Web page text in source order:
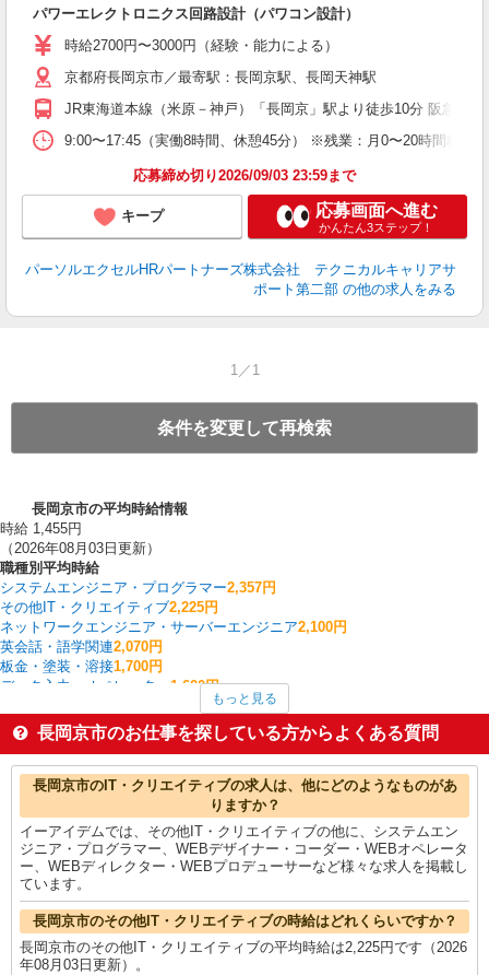
パワーエレクトロニクス回路設計（パワコン設計）
時給2700円〜3000円（経験・能力による）
京都府長岡京市／最寄駅：長岡京駅、長岡天神駅
JR東海道本線（米原－神戸）「長岡京」駅より徒歩10分 阪急京
9:00〜17:45（実働8時間、休憩45分） ※残業：月0〜20時間程度
応募締め切り2026/09/03 23:59まで
キープ 応募画面へ進む
かんたん3ステップ！
パーソルエクセルHRパートナーズ株式会社 テクニカルキャリアサ
ポート第二部 の他の求人をみる
1／1
条件を変更して再検索
長岡京市の平均時給情報
時給 1,455円
（2026年08月03日更新）
職種別平均時給
システムエンジニア・プログラマー2,357円
その他IT・クリエイティブ2,225円
ネットワークエンジニア・サーバーエンジニア2,100円
英会話・語学関連2,070円
板金・塗装・溶接1,700円
データ入力・オペレーター 1,600円
その他介護・福祉1,520円
家電・携帯販売1,500円
その他軽作業・製造・物流1,484円
長岡京市の他の職種の平均時給を見る
もっと見る
長岡京市のお仕事を探している方からよくある質問
長岡京市のIT・クリエイティブの求人は、他にどのようなものがあ
りますか？
イーアイデムでは、その他IT・クリエイティブの他に、システムエン
ジニア・プログラマー、WEBデザイナー・コーダー・WEBオペレータ
ー、WEBディレクター・WEBプロデューサーなど様々な求人を掲載し
ています。
長岡京市のその他IT・クリエイティブの時給はどれくらいですか？
長岡京市のその他IT・クリエイティブの平均時給は2,225円です（2026
年08月03日更新）。